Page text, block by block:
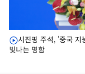
시진핑 주석, '중국 지
빛나는 명함